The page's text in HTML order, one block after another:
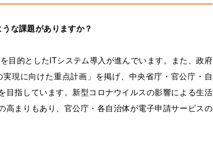
な課題がありますか？
目的としたITシステム導入が進んでいます。また、政府
現に向けた重点計画」を掲げ、中央省庁・官公庁・自
目指しています。新型コロナウイルスの影響による生活
高まりもあり、官公庁・各自治体が電子申請サービスの